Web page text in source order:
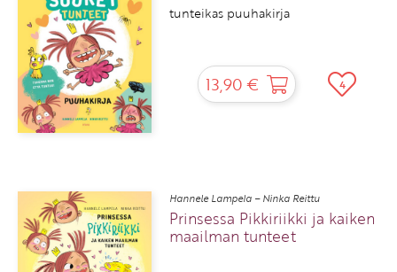
tunteikas puuhakirja
13,90 € 4
Hannele Lampela – Ninka Reittu
Prinsessa Pikkiriikki ja kaiken
maailman tunteet